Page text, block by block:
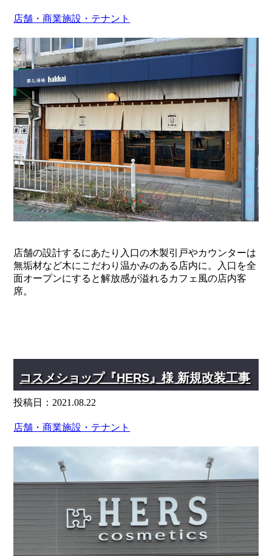
店舗・商業施設・テナント
店舗の設計するにあたり入口の木製引戸やカウンターは
無垢材など木にこだわり温かみのある店内に。入口を全
面オープンにすると解放感が溢れるカフェ風の店内客
席。
コスメショップ『HERS』様 新規改装工事
投稿日：2021.08.22
店舗・商業施設・テナント